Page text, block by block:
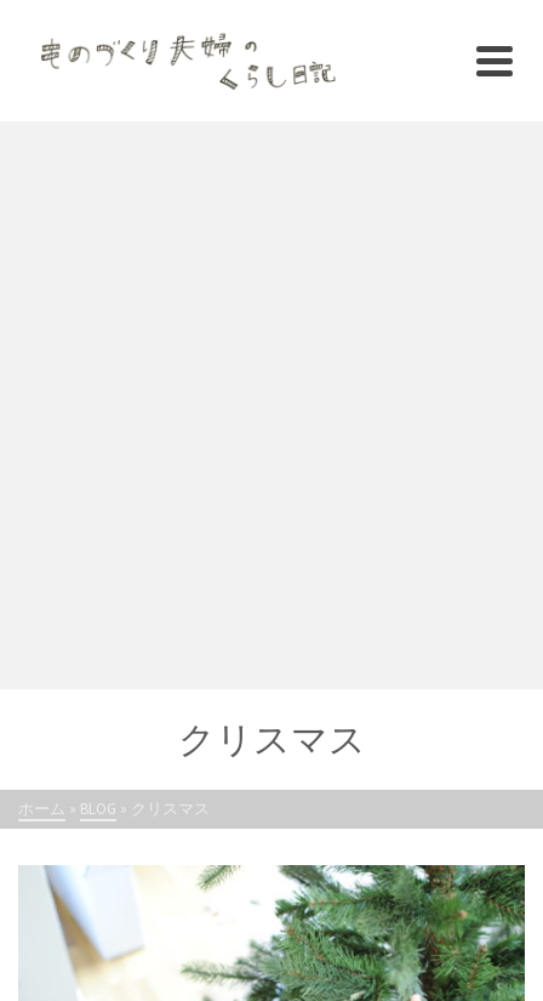
クリスマス
ホーム » BLOG » クリスマス